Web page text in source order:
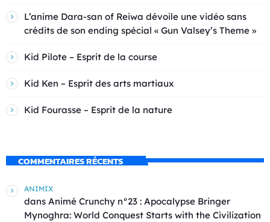
L’anime Dara-san of Reiwa dévoile une vidéo sans
crédits de son ending spécial « Gun Valsey’s Theme »
Kid Pilote – Esprit de la course
Kid Ken – Esprit des arts martiaux
Kid Fourasse – Esprit de la nature
COMMENTAIRES RÉCENTS
ANIMIX
dans Animé Crunchy n°23 : Apocalypse Bringer
Mynoghra: World Conquest Starts with the Civilization